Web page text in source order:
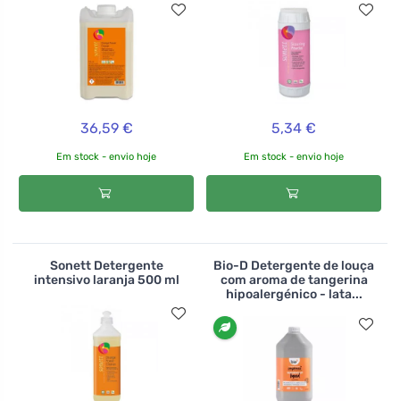
semelhante para o mesmo. O acelerador de
compostagem é uma mistura de enzimas e bactérias
que ajudam a decompor a matéria orgânica sem perder
o seu valor.
36,59 €
Em stock - envio hoje
5,34 €
Em stock - envio hoje
Sonett Detergente
intensivo laranja 500 ml
Bio-D Detergente de louça
com aroma de tangerina
hipoalergénico - lata...